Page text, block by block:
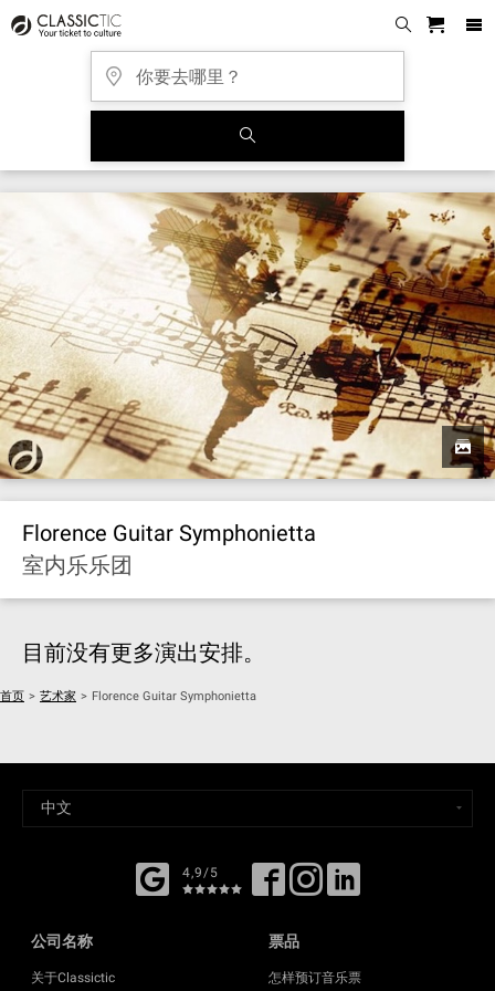
Florence Guitar Symphonietta
室内乐乐团
目前没有更多演出安排。
首页 > 艺术家 > Florence Guitar Symphonietta
4,9/5
公司名称
关于Classictic
票品
怎样预订音乐票